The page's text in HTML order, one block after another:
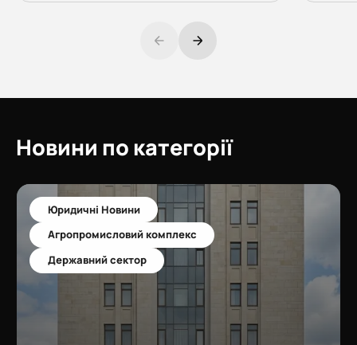
Новини по категорії
Юридичні Новини
Агропромисловий комплекс
Державний сектор